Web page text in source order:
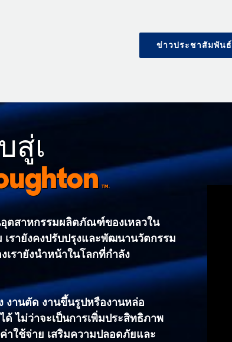
ข่าวประชาสัมพันธ์
สู่เ
TM.
ตสาหกรรมผลิตภัณฑ์ของเหลวใน
รายังคงปรับปรุงและพัฒนานวัตกรรม
เรายังนำหน้าในโลกที่กำลัง
งานตัด งานขึ้นรูปหรืองานหล่อ
ไม่ว่าจะเป็นการเพิ่มประสิทธิภาพ
าใช้จ่าย เสริมความปลอดภัยและ